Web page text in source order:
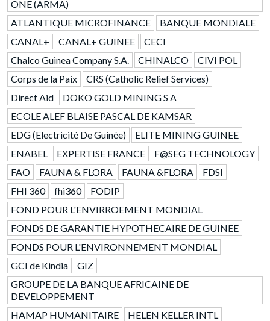
ONE (ARMA)
ATLANTIQUE MICROFINANCE
BANQUE MONDIALE
CANAL+
CANAL+ GUINEE
CECI
Chalco Guinea Company S.A.
CHINALCO
CIVI POL
Corps de la Paix
CRS (Catholic Relief Services)
Direct Aid
DOKO GOLD MINING S A
ECOLE ALEF BLAISE PASCAL DE KAMSAR
EDG (Electricité De Guinée)
ELITE MINING GUINEE
ENABEL
EXPERTISE FRANCE
F@SEG TECHNOLOGY
FAO
FAUNA & FLORA FAUNA &FLORA
FDSI
FHI 360
fhi360
FODIP
FOND POUR L'ENVIRROEMENT MONDIAL
FONDS DE GARANTIE HYPOTHECAIRE DE GUINEE
FONDS POUR L'ENVIRONNEMENT MONDIAL
GCI de Kindia
GIZ
GROUPE DE LA BANQUE AFRICAINE DE
DEVELOPPEMENT
HAMAP HUMANITAIRE
HELEN KELLER INTL